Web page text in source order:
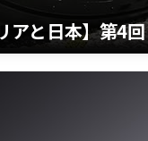
アと日本】第4